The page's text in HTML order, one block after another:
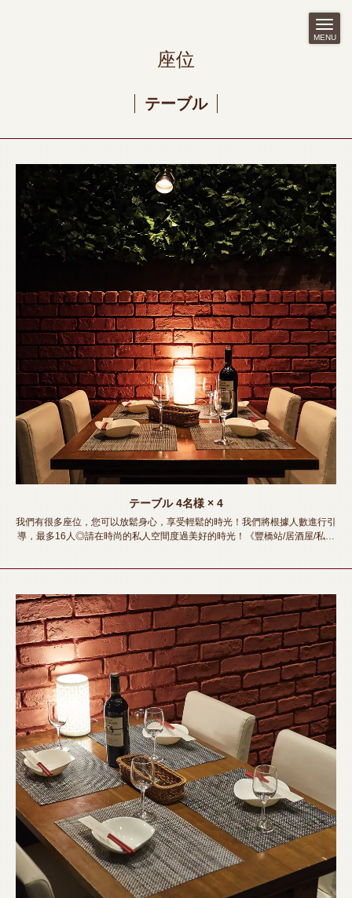
MENU
座位
テーブル
テーブル4名様 × 4
我們有很多座位，您可以放鬆身心，享受輕鬆的時光！我們將根據人數進行引
導，最多16人◎請在時尚的私人空間度過美好的時光！《豐橋站/居酒屋/私人